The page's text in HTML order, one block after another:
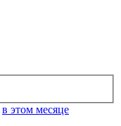
в этом месяце